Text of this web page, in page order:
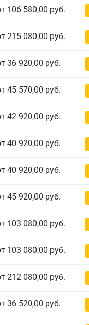
106 580,00 руб.
215 080,00 руб.
36 920,00 руб.
45 570,00 руб.
42 920,00 руб.
40 920,00 руб.
40 920,00 руб.
45 920,00 руб.
103 080,00 руб.
103 080,00 руб.
212 080,00 руб.
36 520,00 руб.